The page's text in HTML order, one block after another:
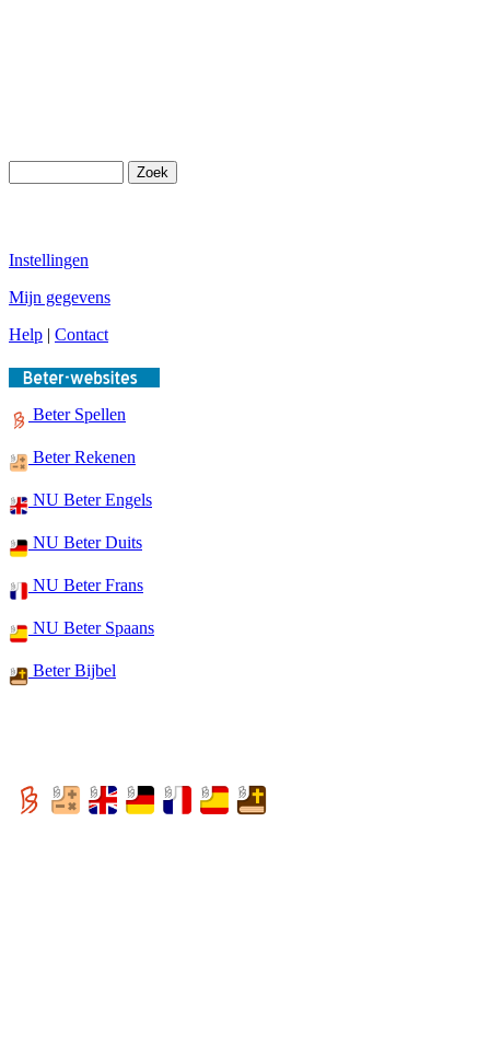
Instellingen
Mijn gegevens
Help | Contact
Beter Spellen
Beter Rekenen
NU Beter Engels
NU Beter Duits
NU Beter Frans
NU Beter Spaans
Beter Bijbel